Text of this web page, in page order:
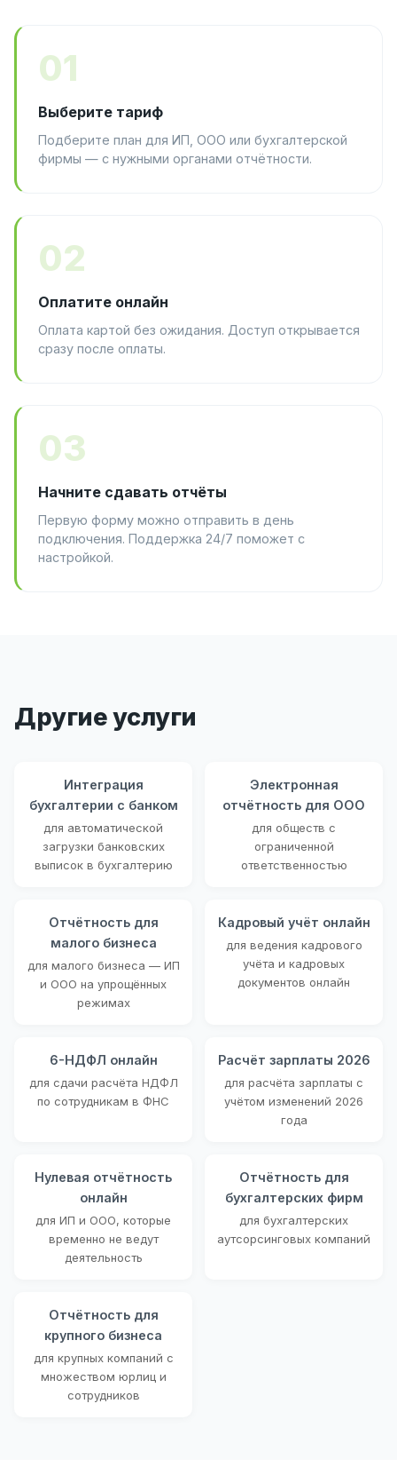
01
Выберите тариф
Подберите план для ИП, ООО или бухгалтерской
фирмы — с нужными органами отчётности.
02
Оплатите онлайн
Оплата картой без ожидания. Доступ открывается
сразу после оплаты.
03
Начните сдавать отчёты
Первую форму можно отправить в день
подключения. Поддержка 24/7 поможет с
настройкой.
Другие услуги
Интеграция
бухгалтерии с банком
для автоматической
загрузки банковских
выписок в бухгалтерию
Электронная
отчётность для ООО
для обществ с
ограниченной
ответственностью
Отчётность для
малого бизнеса
для малого бизнеса — ИП
и ООО на упрощённых
режимах
Кадровый учёт онлайн
для ведения кадрового
учёта и кадровых
документов онлайн
6-НДФЛ онлайн
для сдачи расчёта НДФЛ
по сотрудникам в ФНС
Расчёт зарплаты 2026
для расчёта зарплаты с
учётом изменений 2026
года
Нулевая отчётность
онлайн
для ИП и ООО, которые
временно не ведут
деятельность
Отчётность для
бухгалтерских фирм
для бухгалтерских
аутсорсинговых компаний
Отчётность для
крупного бизнеса
для крупных компаний с
множеством юрлиц и
сотрудников